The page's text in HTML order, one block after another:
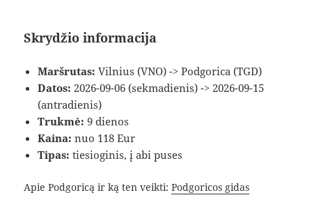
Skrydžio informacija
Maršrutas: Vilnius (VNO) -> Podgorica (TGD)
Datos: 2026-09-06 (sekmadienis) -> 2026-09-15
(antradienis)
Trukmė: 9 dienos
Kaina: nuo 118 Eur
Tipas: tiesioginis, į abi puses
Apie Podgoricą ir ką ten veikti:Podgoricos gidas